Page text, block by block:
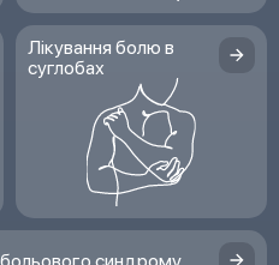
Лікування болю в
суглобах
больового синдрому